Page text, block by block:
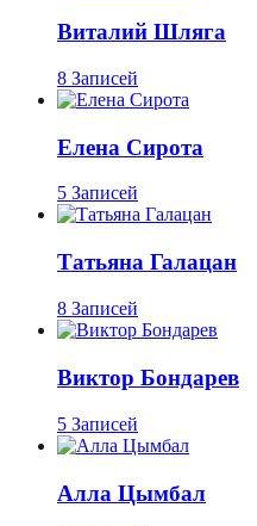
Виталий Шляга
8 Записей
Елена Сирота
5 Записей
Татьяна Галацан
8 Записей
Виктор Бондарев
5 Записей
Алла Цымбал